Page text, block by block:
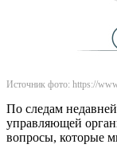
Источник фото: https://
По следам недавней
управляющей
вопросы, которые